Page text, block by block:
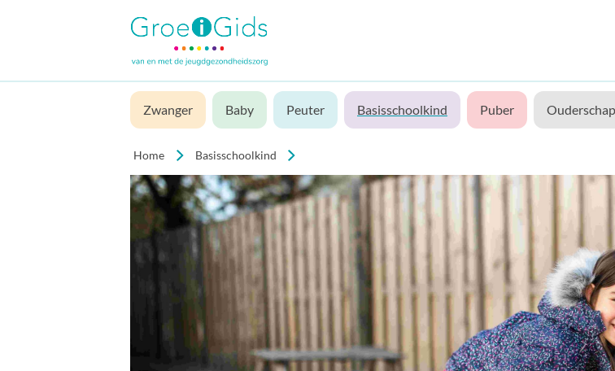
Zwanger Baby Peuter Basisschoolkind Puber Ouderschap
Home Basisschoolkind